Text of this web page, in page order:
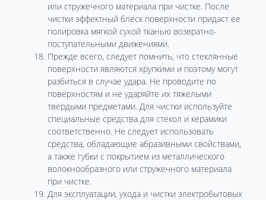
или стружечного материала при чистке. После
чистки эффектный блеск поверхности придаст ее
полировка мягкой сухой тканью возвратно-
поступательными движениями.
Прежде всего, следует помнить, что стеклянные
поверхности являются хрупкими и поэтому могут
разбиться в случае удара. Не проводите по
поверхностям и не ударяйте их тяжелыми
твердыми предметами. Для чистки используйте
специальные средства для стекол и керамики
соответственно. Не следует использовать
средства, обладающие абразивными свойствами,
а также губки с покрытием из металлического
волокнообразного или стружечного материала
при чистке.
Для эксплуатации, ухода и чистки электробытовых